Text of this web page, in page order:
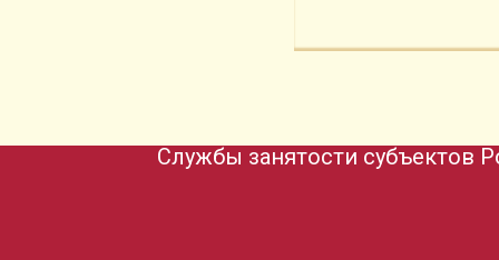
Службы занятости субъектов